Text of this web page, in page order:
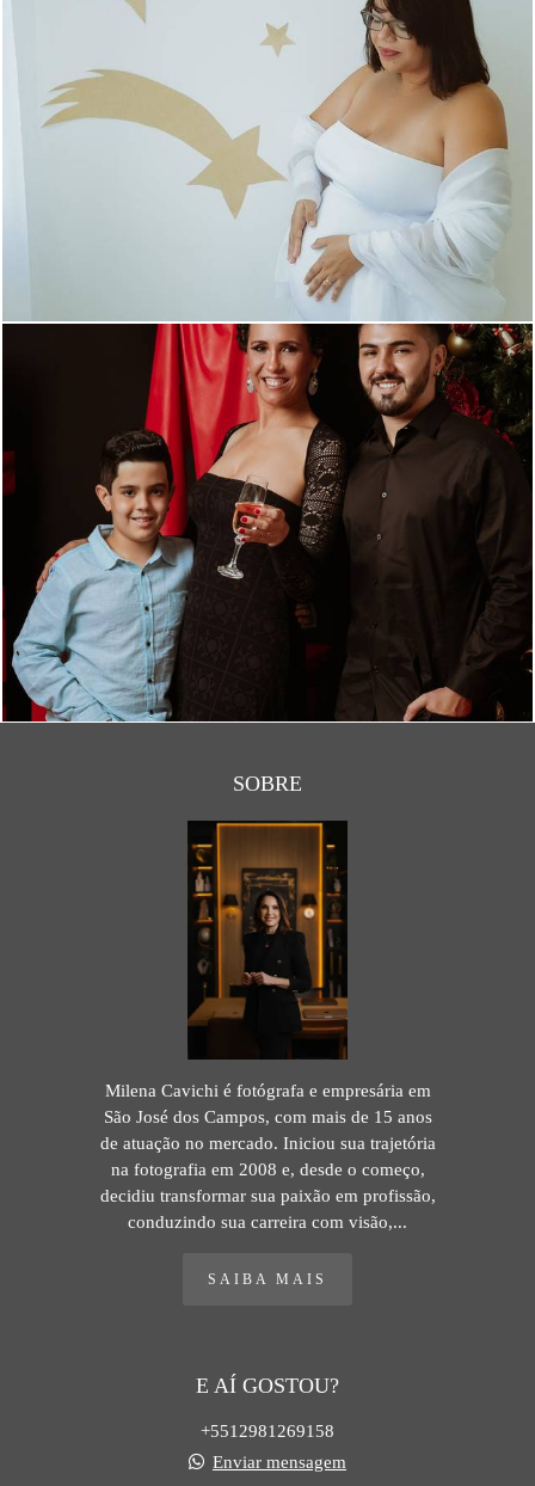
1482 0
749
SOBRE
Milena Cavichi é fotógrafa e empresária em
São José dos Campos, com mais de 15 anos
de atuação no mercado. Iniciou sua trajetória
na fotografia em 2008 e, desde o começo,
decidiu transformar sua paixão em profissão,
conduzindo sua carreira com visão,...
SAIBA MAIS
E AÍ GOSTOU?
+5512981269158
Enviar mensagem